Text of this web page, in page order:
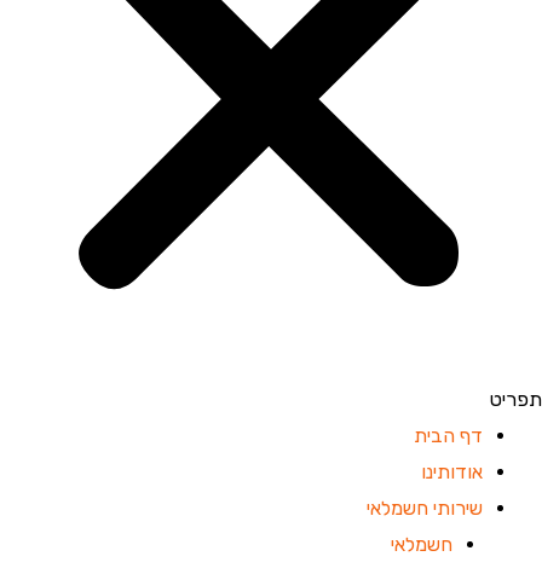
תפריט
דף הבית
אודותינו
שירותי חשמלאי
חשמלאי